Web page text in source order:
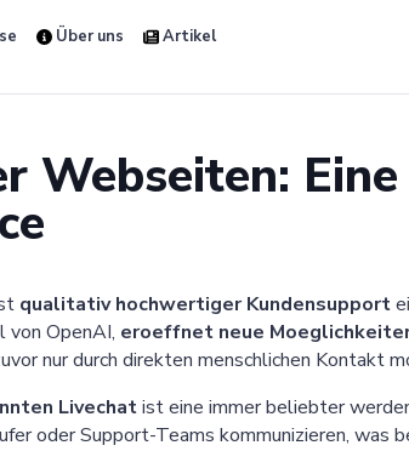
Über uns Artikel
Webseiten:
qualitativ hochwertiger Kundensupport
von OpenAI, eroeffnet neue
nur durch direkten menschlichen Kontakt
Livechatist eine immer beliebter
oder Support-Teams kommunizieren,